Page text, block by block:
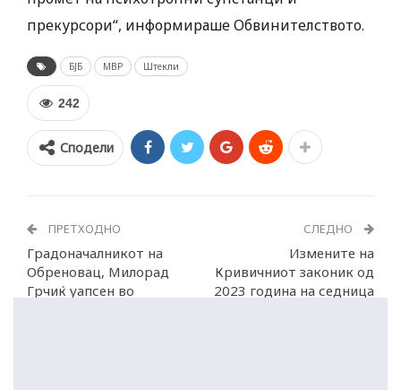
прекурсори“, информираше Обвинителството.
БЈБ МВР Штекли
242
Сподели
ПРЕТХОДНО
Градоначалникот на
Обреновац, Милорад
Грчиќ уапсен во
СЛЕДНО
Измените на
Кривичниот законик од
2023 година на седница